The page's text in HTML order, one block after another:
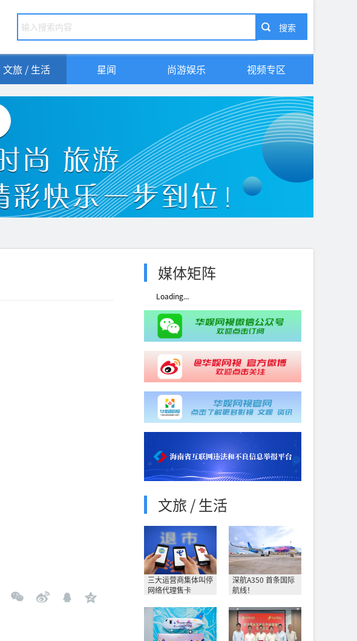
文旅 / 生活 星闻 尚游娱乐 视频专区
媒体矩阵
Loading...
文旅 / 生活
三大运营商集体叫停
网络代理售卡
深航A350 首条国际
航线！